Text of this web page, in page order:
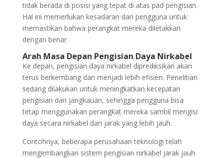
tidak berada di posisi yang tepat di atas pad pengisian.
Hal ini memerlukan kesadaran dari pengguna untuk
memastikan bahwa perangkat mereka diletakkan
dengan benar.
Arah Masa Depan Pengisian Daya Nirkabel
Ke depan, pengisian daya nirkabel diprediksikan akan
terus berkembang dan menjadi lebih efisien. Penelitian
sedang dilakukan untuk meningkatkan kecepatan
pengisian dan jangkauan, sehingga pengguna bisa
tetap menggunakan perangkat mereka sambil mengisi
daya secara nirkabel dari jarak yang lebih jauh.
Contohnya, beberapa perusahaan teknologi telah
mengembangkan sistem pengisian nirkabel jarak jauh